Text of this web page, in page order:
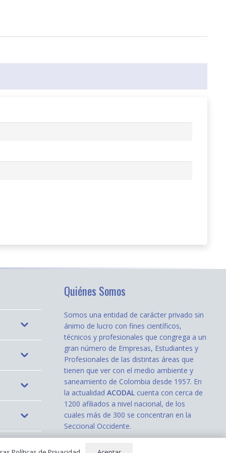
Quiénes Somos
Somos una entidad de carácter privado sin
ánimo de lucro con fines científicos,
técnicos y profesionales que congrega a un
gran número de Empresas, Estudiantes y
Profesionales de las distintas áreas que
tienen que ver con el medio ambiente y
saneamiento de Colombia desde 1957. En
la actualidad ACODAL cuenta con cerca de
1200 afiliados a nivel nacional, de los
cuales más de 300 se concentran en la
Seccional Occidente.